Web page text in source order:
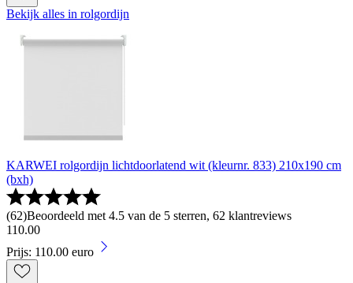
Bekijk alles in rolgordijn
KARWEI rolgordijn lichtdoorlatend wit (kleurnr. 833) 210x190 cm
(bxh)
(62)Beoordeeld met 4.5 van de 5 sterren, 62 klantreviews
110.00
Prijs: 110.00 euro